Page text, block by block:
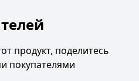
продукт, поделитесь
покупателями